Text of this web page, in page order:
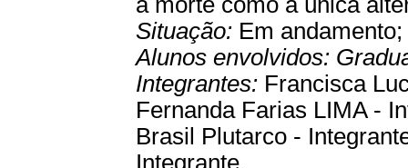
Situação: Em andamento;
Alunos envolvidos:
Integrantes: Francisca
Fernanda Farias LIMA -
Brasil Plutarco -
Integrante.